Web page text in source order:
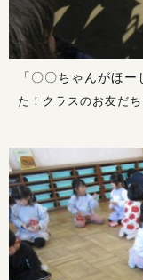
「〇〇ちゃんがほー
た！クラスのお友だ